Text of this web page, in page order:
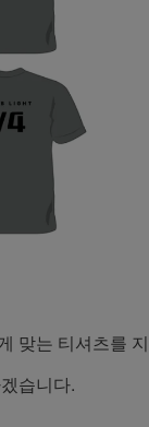
맞는 티셔츠를 지
습니다.